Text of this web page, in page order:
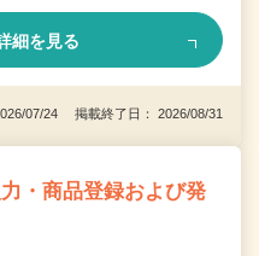
細を見る
07/24 掲載終了日： 2026/08/31
・商品登録および発